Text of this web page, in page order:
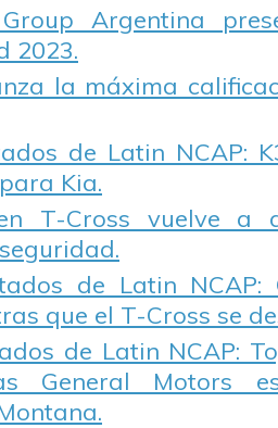
Group Argentina
2023.
la máxima
de Latin NCAP:
Kia.
T-Cross vuelve a
de Latin NCAP:
que el T-Cross se
de Latin NCAP:
General Motors